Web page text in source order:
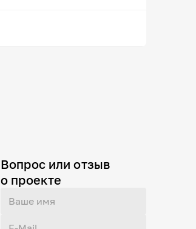
Вопрос или отзыв
о проекте